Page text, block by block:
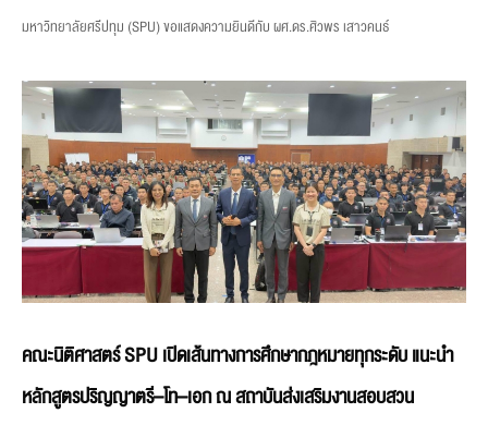
มหาวิทยาลัยศรีปทุม (SPU) ขอแสดงความยินดีกับ ผศ.ดร.ศิวพร เสาวคนธ์
คณะนิติศาสตร์ SPU เปิดเส้นทางการศึกษากฎหมายทุกระดับ แนะนำ
หลักสูตรปริญญาตรี–โท–เอก ณ สถาบันส่งเสริมงานสอบสวน